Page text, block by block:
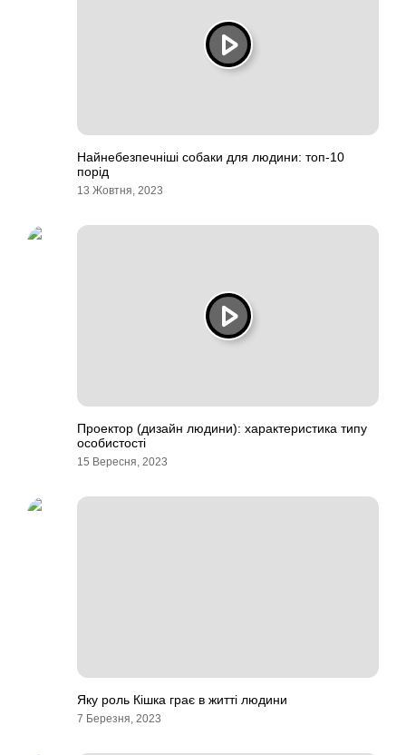
Найнебезпечніші собаки для людини: топ-10
порід
13 Жовтня, 2023
Проектор (дизайн людини): характеристика типу
особистості
15 Вересня, 2023
Яку роль Кішка грає в житті людини
7 Березня, 2023